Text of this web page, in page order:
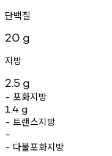
단백질
20 g
지방
2.5 g
- 포화지방
1.4 g
- 트랜스지방
-
- 다불포화지방